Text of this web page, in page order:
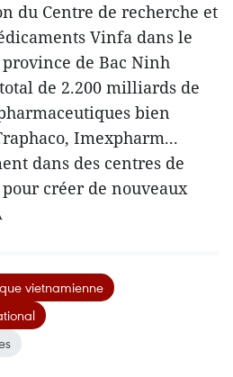
du Centre de recherche et
Vinfa dans le
de Bac Ninh
de 2.200 milliards de
bien
Imexpharm...
dans des centres de
créer de nouveaux
vietnamienne